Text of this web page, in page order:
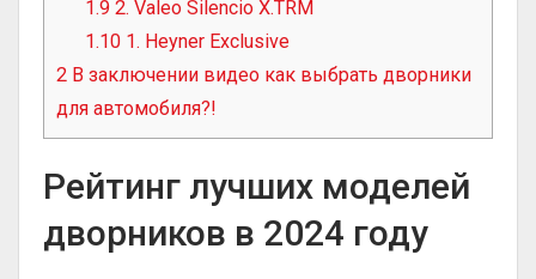
1.9 2. Valeo Silencio X.TRM
1.10 1. Heyner Exclusive
2 В заключении видео как выбрать дворники
для автомобиля?!
Рейтинг лучших моделей
дворников в 2024 году